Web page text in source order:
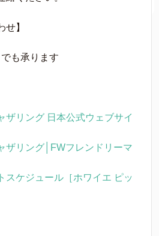
せ】
でも承ります
ザリング 日本公式ウェブサイ
ザリング│FWフレンドリーマ
スケジュール［ホワイエ ピッ